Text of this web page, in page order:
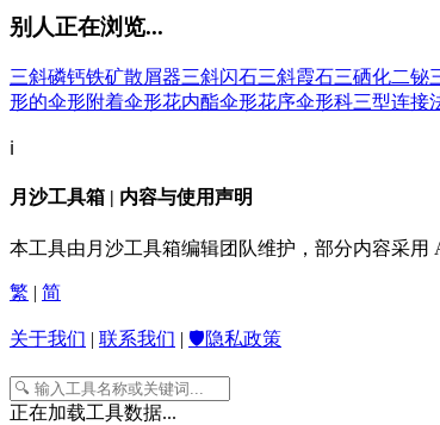
别人正在浏览...
三斜磷钙铁矿散屑器三斜闪石三斜霞石三硒化二铋
形的伞形附着伞形花内酯伞形花序伞形科三型连接
ℹ️
月沙工具箱 | 内容与使用声明
本工具由月沙工具箱编辑团队维护，部分内容采用
繁 | 简
关于我们 | 联系我们 | 🛡️隐私政策
正在加载工具数据...